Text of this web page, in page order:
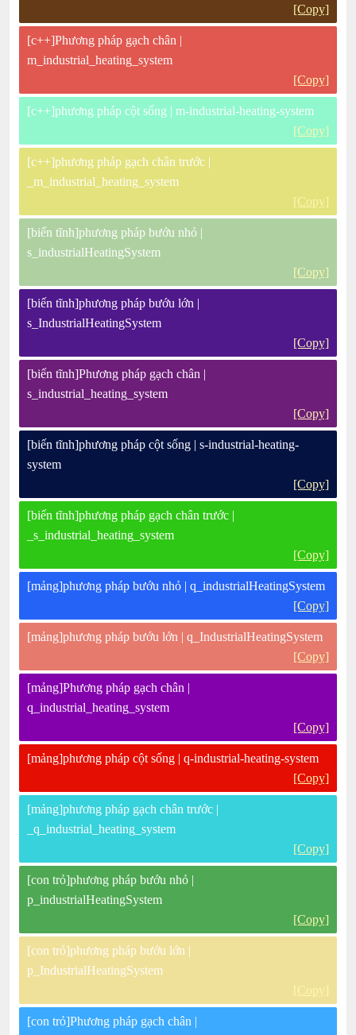
[Copy]
[c++]Phương pháp gạch chân |
m_industrial_heating_system
[Copy]
[c++]phương pháp cột sống | m-industrial-heating-system
[Copy]
[c++]phương pháp gạch chân trước |
_m_industrial_heating_system
[Copy]
[biến tĩnh]phương pháp bướu nhỏ |
s_industrialHeatingSystem
[Copy]
[biến tĩnh]phương pháp bướu lớn |
s_IndustrialHeatingSystem
[Copy]
[biến tĩnh]Phương pháp gạch chân |
s_industrial_heating_system
[Copy]
[biến tĩnh]phương pháp cột sống | s-industrial-heating-
system
[Copy]
[biến tĩnh]phương pháp gạch chân trước |
_s_industrial_heating_system
[Copy]
[mảng]phương pháp bướu nhỏ | q_industrialHeatingSystem
[Copy]
[mảng]phương pháp bướu lớn | q_IndustrialHeatingSystem
[Copy]
[mảng]Phương pháp gạch chân |
q_industrial_heating_system
[Copy]
[mảng]phương pháp cột sống | q-industrial-heating-system
[Copy]
[mảng]phương pháp gạch chân trước |
_q_industrial_heating_system
[Copy]
[con trỏ]phương pháp bướu nhỏ |
p_industrialHeatingSystem
[Copy]
[con trỏ]phương pháp bướu lớn |
p_IndustrialHeatingSystem
[Copy]
[con trỏ]Phương pháp gạch chân |